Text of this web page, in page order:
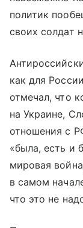
политик
своих солдат
как для
отмечал, что
на Украине,
отношения с
«была, есть и
мировая
в самом
что это не